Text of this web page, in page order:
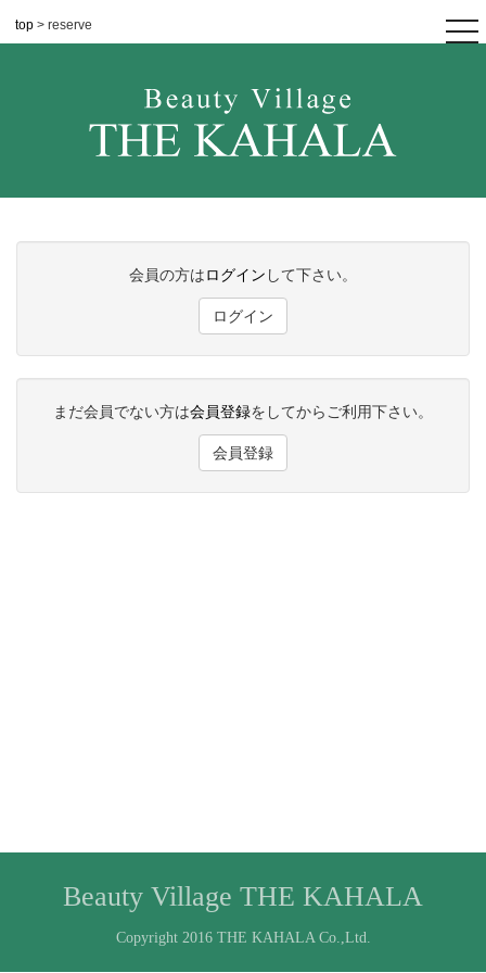
top > reserve
会員の方はログイン して下さい。
ログイン
まだ会員でない方は会員登録をしてからご利用下さい。
会員登録
Beauty Village THE KAHALA
Copyright 2016 THE KAHALA Co.,Ltd.